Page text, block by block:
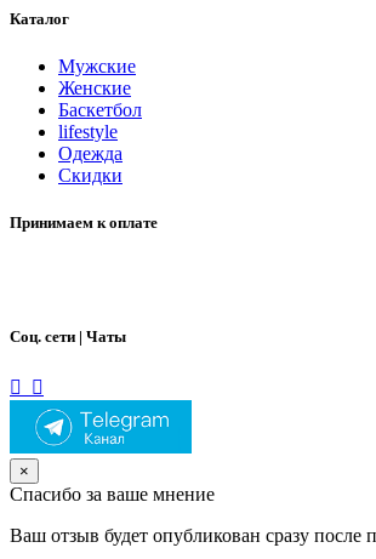
Каталог
Мужские
Женские
Баскетбол
lifestyle
Одежда
Скидки
Принимаем к оплате
Соц. сети | Чаты
×
Спасибо за ваше мнение
Ваш отзыв будет опубликован сразу после